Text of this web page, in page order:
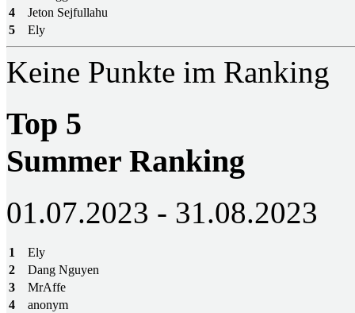
4
Jeton Sejfullahu
5
Ely
Keine Punkte im Ranking
Top 5
Summer Ranking
01.07.2023 - 31.08.2023
1
Ely
2
Dang Nguyen
3
MrAffe
4
anonym